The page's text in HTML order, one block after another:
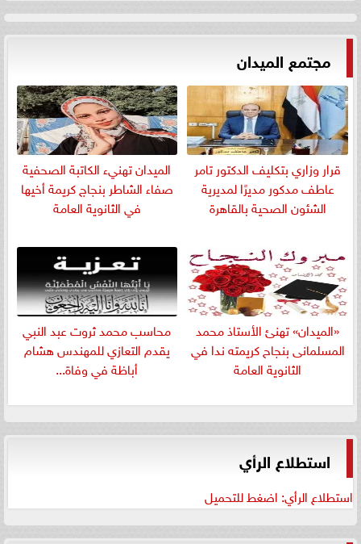
مجتمع الميدان
قرار وزاري بتكليف الدكتور تامر
عاطف مدكور مديرًا لمديرية
الشئون الصحية بالقاهرة
الميدان تهنيء الكاتبة الصحفية
صفاء الشاطر بنجاج كريمة أخيها
في الثانوية العامة
«الميدان» تهنئ الأستاذ محمد
المسلمانى بنجاح كريمته ندا في
الثانوية العامة
​محاسب محمد ثروت عبد النبي
يقدم التعازي للمهندس هشام
أباظة في وفاة...
استطلاع الرأي
استطلاع الرأي: اضغط للتحميل